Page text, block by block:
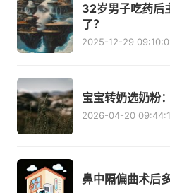
32岁男子吃药后
了？
2025-12-29
宝宝转奶选奶粉
2026-04-20
鼻中隔偏曲术后